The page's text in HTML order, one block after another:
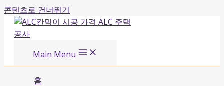
콘텐츠로 건너뛰기
Main Menu
홈